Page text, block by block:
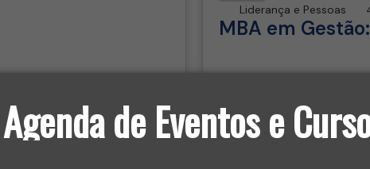
Agenda de Eventos e
Liderança e Pessoas
MBA em
Saiba mais